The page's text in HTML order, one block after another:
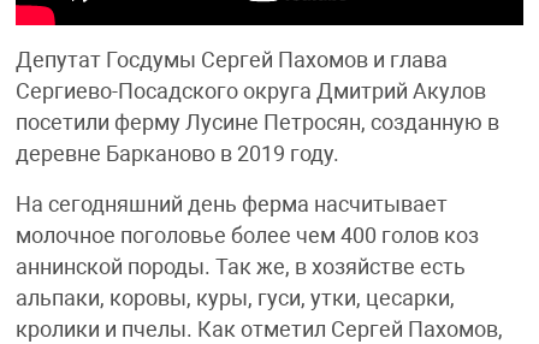
Депутат Госдумы Сергей Пахомов и глава
Сергиево-Посадского округа Дмитрий Акулов
посетили ферму Лусине Петросян, созданную в
деревне Барканово в 2019 году.
На сегодняшний день ферма насчитывает
молочное поголовье более чем 400 голов коз
аннинской породы. Так же, в хозяйстве есть
альпаки, коровы, куры, гуси, утки, цесарки,
кролики и пчелы. Как отметил Сергей Пахомов,